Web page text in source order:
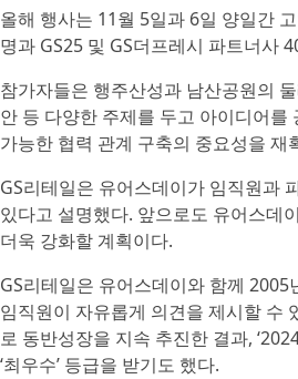
올해 행사는 11월 5일과 6일 양일간
명과 GS25 및 GS더프레시 파트너사
참가자들은 행주산성과 남산공원의
안 등 다양한 주제를 두고 아이디어
가능한 협력 관계 구축의 중요성을 재
GS리테일은 유어스데이가 임직원과
있다고 설명했다. 앞으로도 유어스데
더욱 강화할 계획이다.
GS리테일은 유어스데이와 함께 2005
임직원이 자유롭게 의견을 제시할 수
로 동반성장을 지속 추진한 결과,
‘최우수’ 등급을 받기도 했다.